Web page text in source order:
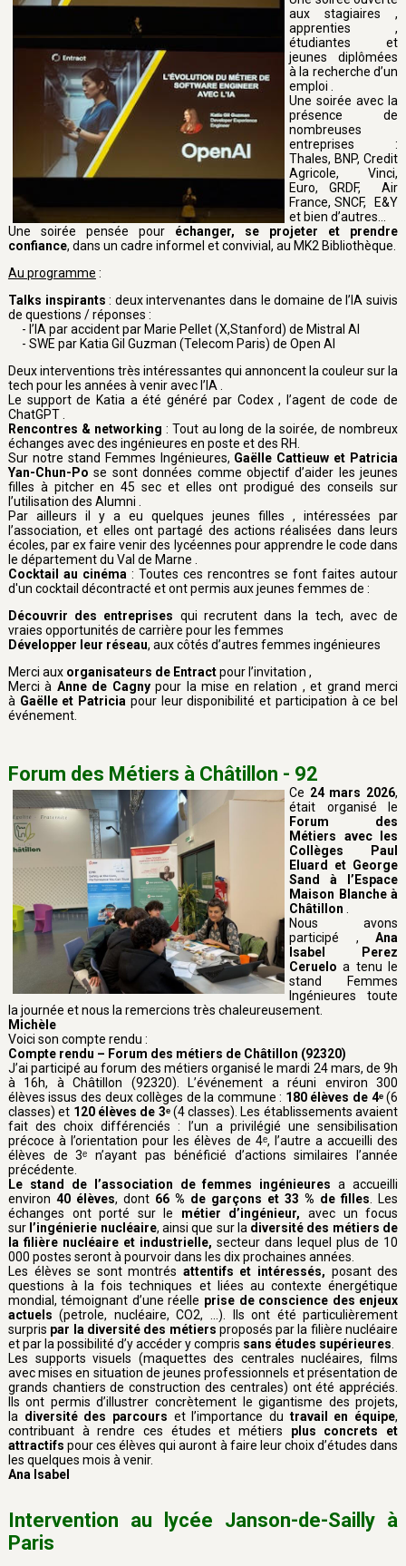
aux stagiaires ,
apprenties ,
étudiantes et
jeunes diplômées
à la recherche d’un
emploi .
Une soirée avec la
présence de
nombreuses
entreprises :
Thales, BNP, Credit
Agricole, Vinci,
Euro, GRDF, Air
France, SNCF, E&Y
et bien d’autres…
Une soirée pensée pour échanger, se projeter et prendre
confiance, dans un cadre informel et convivial, au MK2 Bibliothèque.
Au programme :
Talks inspirants : deux intervenantes dans le domaine de l’IA suivis
de questions / réponses :
- l’IA par accident par Marie Pellet (X,Stanford) de Mistral AI
- SWE par Katia Gil Guzman (Telecom Paris) de Open AI
Deux interventions très intéressantes qui annoncent la couleur sur la
tech pour les années à venir avec l’IA .
Le support de Katia a été généré par Codex , l’agent de code de
ChatGPT .
Rencontres & networking : Tout au long de la soirée, de nombreux
échanges avec des ingénieures en poste et des RH.
Sur notre stand Femmes Ingénieures, Gaëlle Cattieuw et Patricia
Yan-Chun-Pose sont données comme objectif d’aider les jeunes
filles à pitcher en 45 sec et elles ont prodigué des conseils sur
l’utilisation des Alumni .
Par ailleurs il y a eu quelques jeunes filles , intéressées par
l’association, et elles ont partagé des actions réalisées dans leurs
écoles, par ex faire venir des lycéennes pour apprendre le code dans
le département du Val de Marne .
Cocktail au cinéma: Toutes ces rencontres se font faites autour
d'un cocktail décontracté et ont permis aux jeunes femmes de :
Découvrir des entreprises qui recrutent dans la tech, avec de
vraies opportunités de carrière pour les femmes
Développer leur réseau, aux côtés d’autres femmes ingénieures
Merci aux organisateurs de Entractpour l’invitation ,
Merci à Anne de Cagnypour la mise en relation , et grand merci
à Gaëlle et Patricia pour leur disponibilité et participation à ce bel
événement.
Forum des Métiers à Châtillon - 92
Ce 24 mars 2026,
était organisé le
Forum des
Métiers avec les
Collèges Paul
Eluard et George
Sand à l’Espace
Maison Blanche à
Châtillon .
Nous avons
participé ,Ana
Isabel Perez
Ceruelo a tenu le
stand Femmes
Ingénieures toute
la journée et nous la remercions très chaleureusement.
Michèle
Voici son compte rendu :
Compte rendu – Forum des métiers de Châtillon (92320)
J’ai participé au forum des métiers organisé le mardi 24 mars, de 9h
à 16h, à Châtillon (92320). L’événement a réuni environ 300
élèves issus des deux collèges de la commune : 180 élèves de 4ᵉ(6
classes) et 120 élèves de 3ᵉ(4 classes). Les établissements avaient
fait des choix différenciés : l’un a privilégié une sensibilisation
précoce à l’orientation pour les élèves de 4ᵉ, l’autre a accueilli des
élèves de 3ᵉ n’ayant pas bénéficié d’actions similaires l’année
précédente.
Le stand de l’association de femmes ingénieures a accueilli
environ 40 élèves, dont 66 % de garçons et 33 % de filles. Les
échanges ont porté sur le métier d’ingénieur, avec un focus
surl’ingénierie nucléaire, ainsi que sur la diversité des métiers de
la filière nucléaire et industrielle, secteur dans lequel plus de 10
000 postes seront à pourvoir dans les dix prochaines années.
Les élèves se sont montrés attentifs et intéressés, posant des
questions à la fois techniques et liées au contexte énergétique
mondial, témoignant d’une réelle prise de conscience des enjeux
actuels(petrole, nucléaire, CO2, ...). Ils ont été particulièrement
surpris par la diversité des métiers proposés par la filière nucléaire
et par la possibilité d’y accéder y compris sans études supérieures.
Les supports visuels (maquettes des centrales nucléaires, films
avec mises en situation de jeunes professionnels et présentation de
grands chantiers de construction des centrales) ont été appréciés.
Ils ont permis d’illustrer concrètement le gigantisme des projets,
la diversité des parcours et l’importance du travail en équipe,
contribuant à rendre ces études et métiers plus concrets et
attractifs pour ces élèves qui auront à faire leur choix d’études dans
les quelques mois à venir.
Ana Isabel
Intervention au lycée Janson-de-Sailly à
Paris